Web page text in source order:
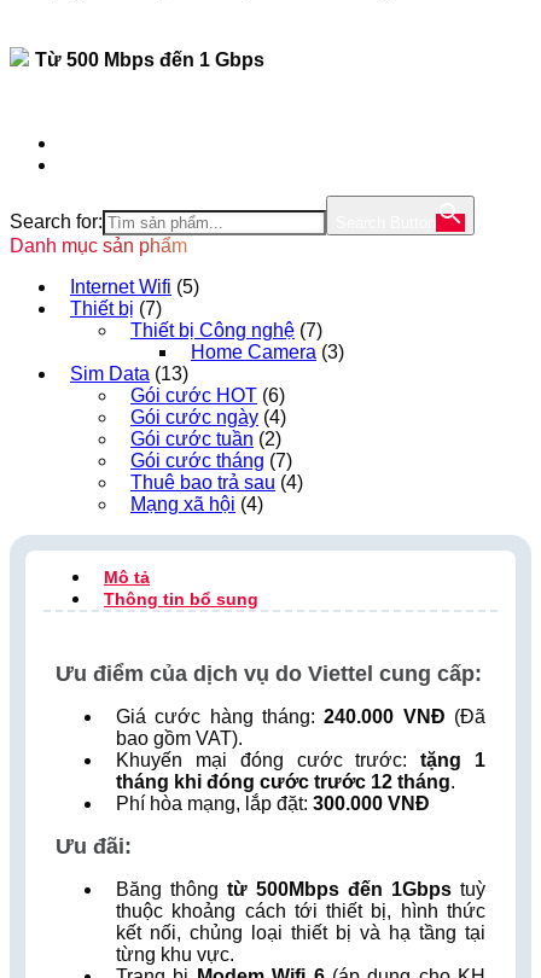
Từ 500 Mbps đến 1 Gbps
Search for:
Danh mục sản phẩm
Internet Wifi (5)
Thiết bị (7)
Thiết bị Công nghệ (7)
Home Camera (3)
Sim Data (13)
Gói cước HOT (6)
Gói cước ngày (4)
Gói cước tuần (2)
Gói cước tháng (7)
Thuê bao trả sau (4)
Mạng xã hội (4)
Mô tả
Thông tin bổ sung
Ưu điểm của dịch vụ do Viettel cung cấp:
Giá cước hàng tháng:240.000 VNĐ (Đã
bao gồm VAT).
Khuyến mại đóng cước trước: tặng 1
tháng khi đóng cước trước 12 tháng.
Phí hòa mạng, lắp đặt: 300.000 VNĐ
Ưu đãi:
Băng thông từ 500Mbps đến 1Gbps tuỳ
thuộc khoảng cách tới thiết bị, hình thức
kết nối, chủng loại thiết bị và hạ tầng tại
từng khu vực.